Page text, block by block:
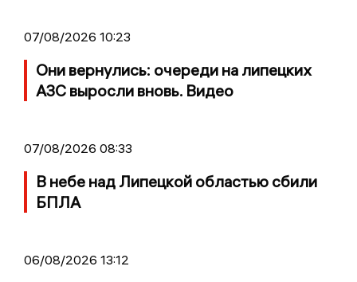
07/08/2026 10:23
Они вернулись: очереди на липецких
АЗС выросли вновь. Видео
07/08/2026 08:33
В небе над Липецкой областью сбили
БПЛА
06/08/2026 13:12